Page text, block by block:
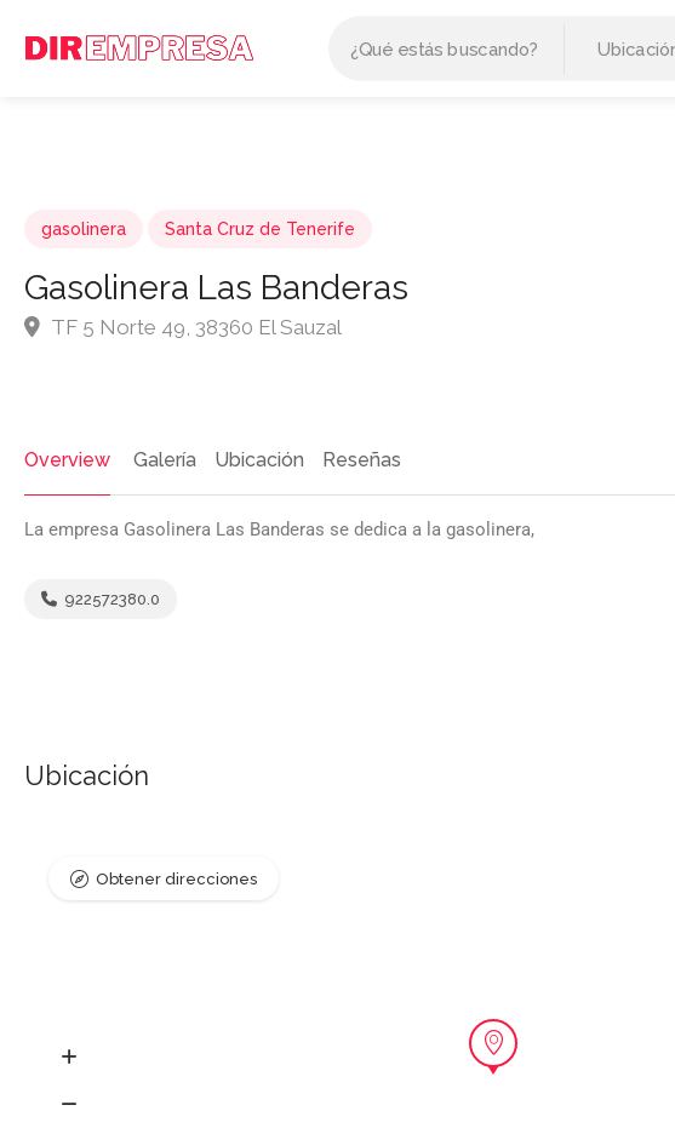
gasolinera Santa Cruz de Tenerife
Gasolinera Las Banderas
TF 5 Norte 49, 38360 El Sauzal
Overview Galería Ubicación Reseñas
La empresa Gasolinera Las Banderas se dedica a la gasolinera,
922572380.0
Ubicación
Obtener direcciones